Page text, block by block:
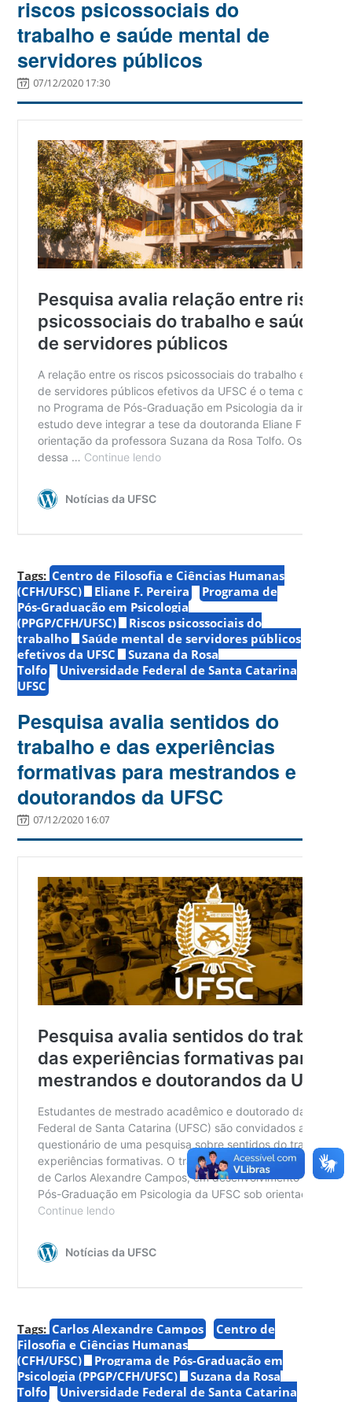
riscos psicossociais do
trabalho e saúde mental de
servidores públicos
07/12/2020 17:30
Tags: Centro de Filosofia e Ciências Humanas
(CFH/UFSC)
Eliane F. Pereira
Programa de
Pós-Graduação em Psicologia
(PPGP/CFH/UFSC)
Riscos psicossociais do
trabalho
Saúde mental de servidores públicos
efetivos da UFSC
Suzana da Rosa
Tolfo
Universidade Federal de Santa Catarina
UFSC
Pesquisa avalia sentidos do
trabalho e das experiências
formativas para mestrandos e
doutorandos da UFSC
07/12/2020 16:07
Tags: Carlos Alexandre Campos
Centro de
Filosofia e Ciências Humanas
(CFH/UFSC)
Programa de Pós-Graduação em
Psicologia (PPGP/CFH/UFSC)
Suzana da Rosa
Tolfo
Universidade Federal de Santa Catarina